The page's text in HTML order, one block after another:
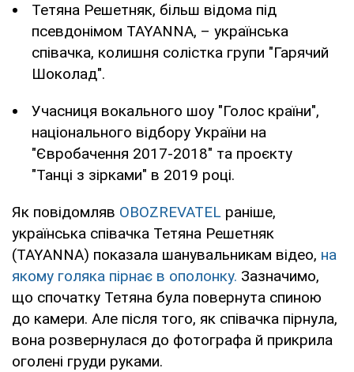
Тетяна Решетняк, більш відома під
псевдонімом TAYANNA, – українська
співачка, колишня солістка групи "Гарячий
Шоколад".
Учасниця вокального шоу "Голос країни",
національного відбору України на
"Євробачення 2017-2018" та проєкту
"Танці з зірками" в 2019 році.
Як повідомляв OBOZREVATEL раніше,
українська співачка Тетяна Решетняк
(TAYANNA) показала шанувальникам відео, на
якому голяка пірнає в ополонку. Зазначимо,
що спочатку Тетяна була повернута спиною
до камери. Але після того, як співачка пірнула,
вона розвернулася до фотографа й прикрила
оголені груди руками.